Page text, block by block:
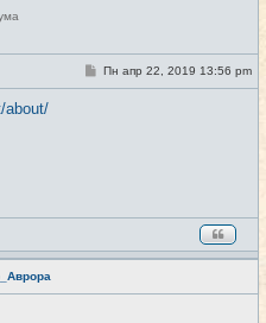
#1
СПн апр 22, 2019 13:56 pm
about/